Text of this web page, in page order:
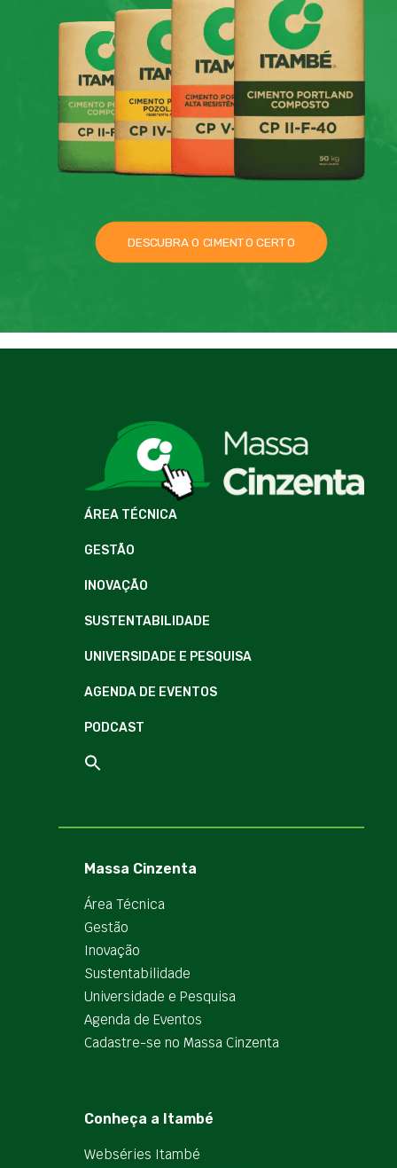
DESCUBRA O CIMENTO CERTO
ÁREA TÉCNICA
GESTÃO
INOVAÇÃO
SUSTENTABILIDADE
UNIVERSIDADE E PESQUISA
AGENDA DE EVENTOS
PODCAST
Massa Cinzenta
Área Técnica
Gestão
Inovação
Sustentabilidade
Universidade e Pesquisa
Agenda de Eventos
Cadastre-se no Massa Cinzenta
Conheça a Itambé
Webséries Itambé